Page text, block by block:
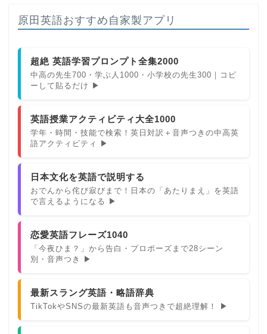
原田英語おすすめ自家製アプリ
超絶 英語学習プロンプト全集2000
中高の先生700・学ぶ人1000・小学校の先生300｜コピ
ーして貼るだけ ▶
英語授業アクティビティ大全1000
学年・時間・技能で検索！英日対訳＋音声つきの中高英
語アクティビティ ▶
日本文化を英語で説明する
おでんから侘び寂びまで！日本の「あたりまえ」を英語
で言えるようになる ▶
恋愛英語フレーズ1040
「今夜ひま？」から告白・プロポーズまで28シーン
別・音声つき ▶
最新スラング英語・略語辞典
TikTokやSNSの最新英語も音声つきで超絶理解！ ▶